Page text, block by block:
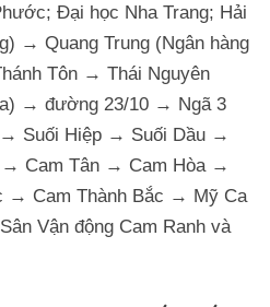
Đại học Nha Trang; Hải
→ Quang Trung (Ngân hàng
Tôn → Thái Nguyên
→ đường 23/10 → Ngã 3
Suối Hiệp → Suối Dầu →
Cam Tân → Cam Hòa →
→ Cam Thành Bắc → Mỹ Ca
Vận động Cam Ranh và